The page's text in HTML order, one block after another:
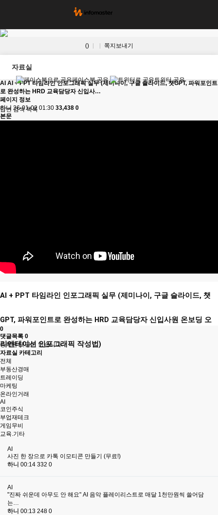
() 쪽지보내기
자료실
페이스북 공유 트위터 공유
답변 검색 목록
AI AI + PPT 타임라인 인포그래픽 실무 (제미나이, 구글 슬라이드, 챗GPT, 파워포인트
로 완성하는 HRD 교육담당자 신입사…
페이지 정보
하니 26-01-02 01:30 33,438 0
본문
AI + PPT 타임라인 인포그래픽 실무 (제미나이, 구글 슬라이드, 챗
GPT, 파워포인트로 완성하는 HRD 교육담당자 신입사원 온보딩 오
리엔테이션 인포그래픽 작성법)
0
댓글목록 0
등록된 댓글이 없습니다.
자료실 카테고리
전체
부동산경매
트레이딩
마케팅
온라인거래
AI
코인주식
부업재테크
게임무비
교육.기타
AI
사진 한 장으로 카톡 이모티콘 만들기 (무료!)
하니 00:14 332 0
AI
"진짜 쉬운데 아무도 안 해요" AI 음악 플레이리스트로 매달 1천만원씩 쓸어담
는…
하니 00:13 248 0